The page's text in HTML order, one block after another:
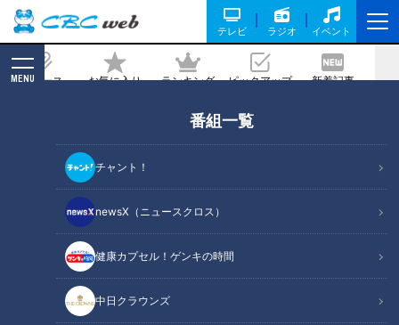
テレビ ラジオ イベント
ニュース お気に入り ランキング ピックアップ 新着記事
MENU
番組一覧
チャント！
newsX（ニュースクロス）
健康カプセル！ゲンキの時間
中日クラウンズ
落とし
2019/11/24 07:30